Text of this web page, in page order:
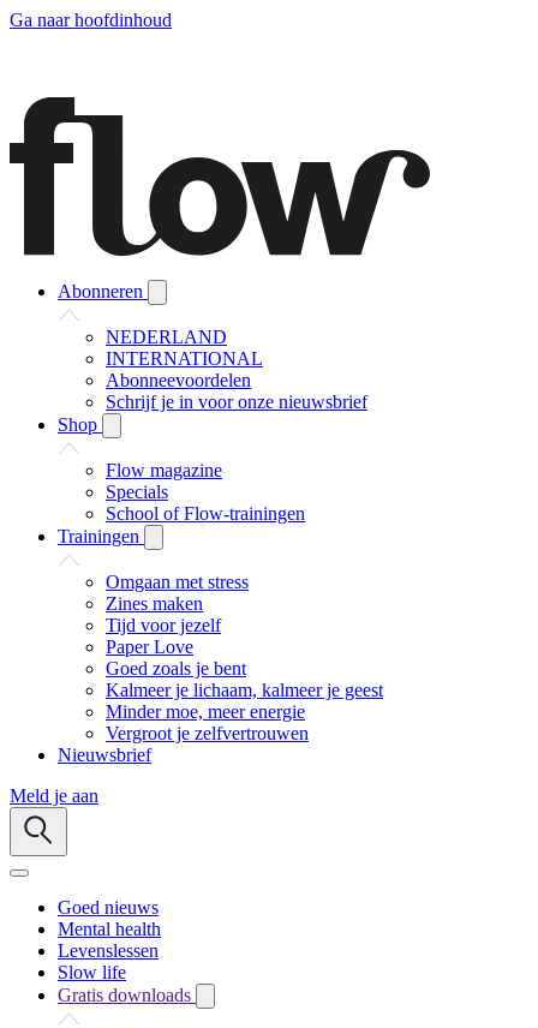
Ga naar hoofdinhoud
Abonneren
NEDERLAND
INTERNATIONAL
Abonneevoordelen
Schrijf je in voor onze nieuwsbrief
Shop
Flow magazine
Specials
School of Flow-trainingen
Trainingen
Omgaan met stress
Zines maken
Tijd voor jezelf
Paper Love
Goed zoals je bent
Kalmeer je lichaam, kalmeer je geest
Minder moe, meer energie
Vergroot je zelfvertrouwen
Nieuwsbrief
Meld je aan
Goed nieuws
Mental health
Levenslessen
Slow life
Gratis downloads